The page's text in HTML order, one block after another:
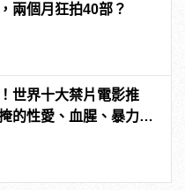
兩個月狂拍40部？
世界十大禁片電影推
的性愛、血腥、暴力、